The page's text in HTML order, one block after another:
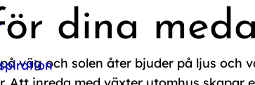
dina
väg och solen åter bjuder på ljus och